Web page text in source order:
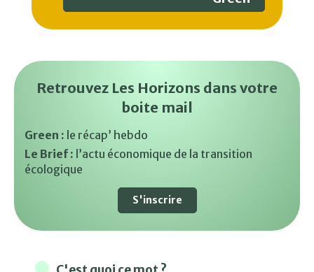
Retrouvez Les Horizons dans votre
boite mail
Green : le récap’ hebdo
Le Brief : l’actu économique de la transition
écologique
S'inscrire